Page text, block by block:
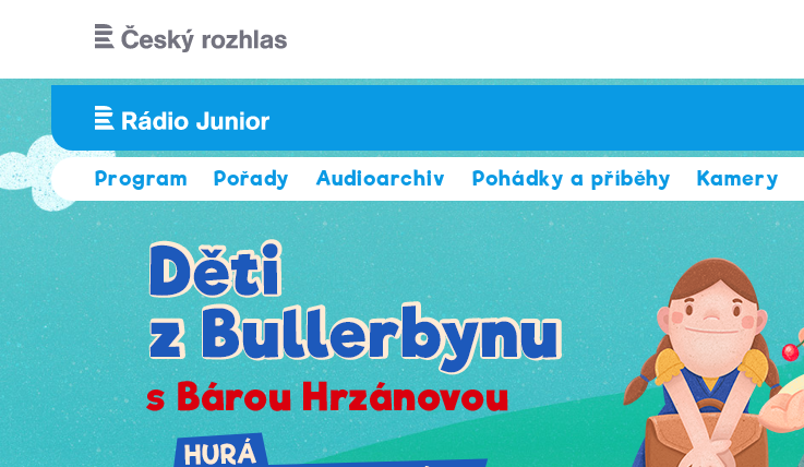
Program Pořady Audioarchiv Pohádky a příběhy Kamery